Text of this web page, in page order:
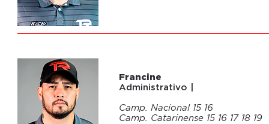
04
Francine
Administrativo |
Camp. Nacional 15 16
Camp. Catarinense 15 16 17 18 19